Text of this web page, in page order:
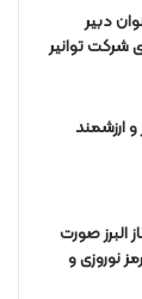
دبیر
شركت توانیر
ارزشمند
صورت
نوروزی و